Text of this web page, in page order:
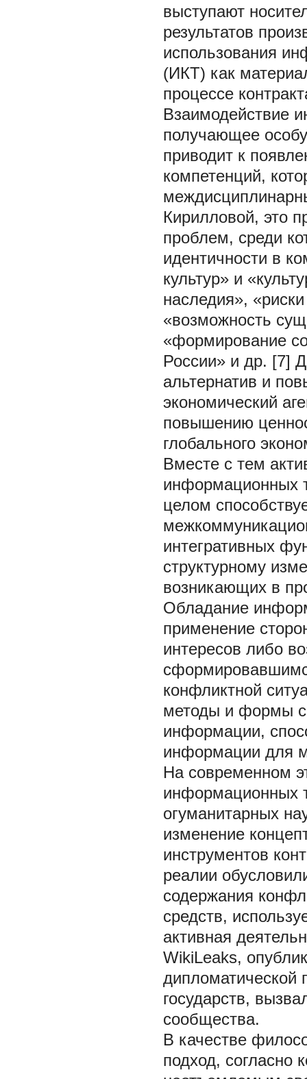
выступают
результатов
использования
(ИКТ) как
процессе
Взаимодействие
получающее
приводит к
компетенций,
Кирилловой, это
проблем, среди
идентичности в
культур» и
наследия»,
«возможность
«формирование
России» и др. [7]
альтернатив и
экономический
повышению
глобального
Вместе с тем
информационных
целом
интегративных
структурному
возникающих в
Обладание
применение
интересов либо
конфликтной
методы и формы
информации,
информации для
На современном
информационных
огуманитарных
изменение
инструментов
реалии
содержания
средств,
активная
WikiLeaks,
дипломатической
государств,
сообщества.
В качестве
подход, согласно